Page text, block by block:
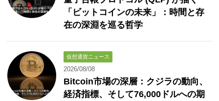
「ビットコインの未来」：時間と存
在の深淵を巡る哲学
仮想通貨ニュース
2026/08/08
Bitcoin市場の深層：クジラの動向、
経済指標、そして76,000ドルへの期